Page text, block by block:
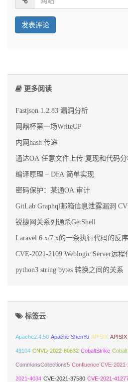
更多阅读
Fastjson 1.2.83 漏洞分析
网鼎杯第一场WriteUP
内网hash 传递
通达OA 任意文件上传 复现和代码
编译原理 – DFA 简单实现
密码保护：某通OA 审计
GitLab Graphql邮箱信息泄露漏洞
锐捷网关系列通杀GetShell
Laravel 6.x/7.x的一条执行代码的反
CVE-2021-2109 Weblogic Server远
python3 string bytes 转换之间的关系
标签云
Apache2.4.50 Apache ShenYu APISIX
49104 CNVD-2022-60632 CobaltStrike
CommonsCollections5 Confluence CVE-
2021-4034 CVE-2021-37580 CVE-2021-